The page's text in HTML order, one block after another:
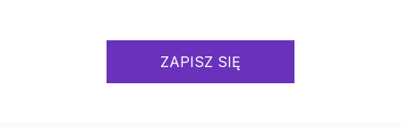
ZAPISZ SIĘ